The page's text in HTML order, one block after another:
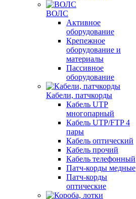
ВОЛС
Активное
оборудование
Крепежное
оборудование и
материалы
Пассивное
оборудование
Кабели, патчкорды
Кабель UTP
многопарный
Кабель UTP/FTP 4
пары
Кабель оптический
Кабель прочий
Кабель телефонный
Патч-корды медные
Патч-корды
оптические